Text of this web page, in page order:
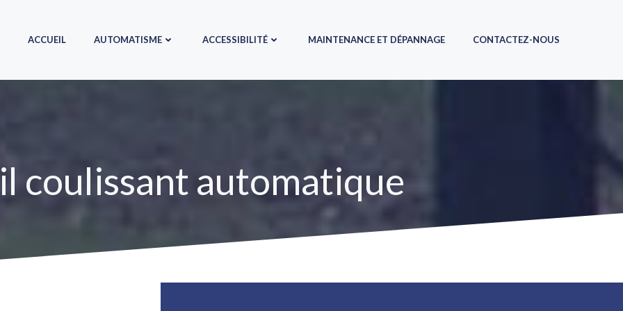
ACCUEIL AUTOMATISME ACCESSIBILITÉ MAINTENANCE ET DÉPANNAGE CONTACTEZ-NOUS
coulissant automatique